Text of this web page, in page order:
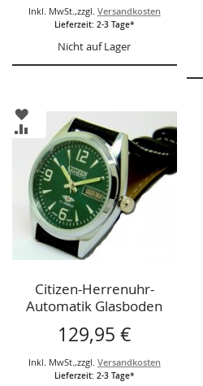
Inkl. MwSt.,zzgl. Versandkosten
Lieferzeit: 2-3 Tage*
Nicht auf Lager
ZUR
WUNSCHLISTE
HINZUFÜGEN
ZUR
VERGLEICHSLISTE
HINZUFÜGEN
Citizen-Herrenuhr-
Automatik Glasboden
Lederband schw.
zi.Blatt
129,95 €
Inkl. MwSt. ,zzgl. Versandkosten
Lieferzeit: 2-3 Tage*